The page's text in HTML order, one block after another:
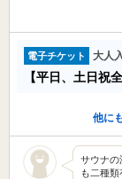
電子チケット 大人
【平日、土日祝
他に
サウナの
も二種